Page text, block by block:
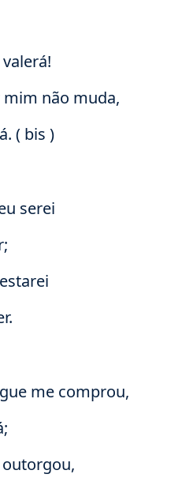
não muda,
( bis )
serei
me comprou,